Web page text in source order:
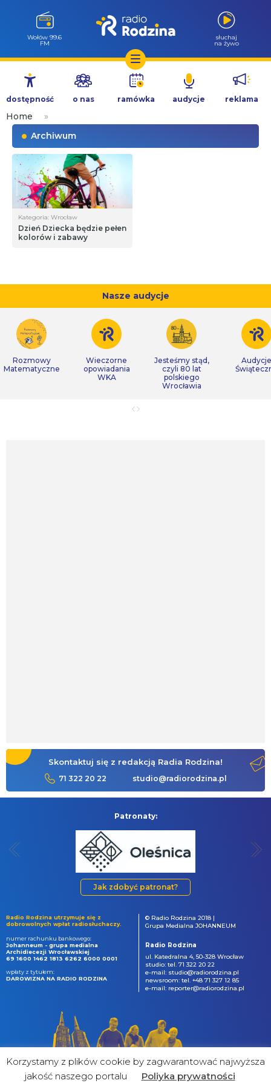
Przejdź
treści
Wołów 99.6
FM
słuchaj
na żywo
dostępność o nas ramówka audycje reklama
Home
»
Archiwum
Kategoria: Wrocław
Dzień Dziecka będzie pełen
kolorów i zabawy
Nasze audycje
Rozmowy
Matematyczne
Wieczorne
opowiadania
WKA
Jesteśmy stąd,
czyli 80 lat
polskiego
Wrocławia
Audycje
Skontaktuj się z redakcją Radia Rodzina!
71 322 20 22 studio@radiorodzina.pl
Patronaty:
Jak zdobyć patronat?
Radio Rodzina utrzymuje się z
dobrowolnych wpłat radiosłuchaczy.
numer rachunku bankowego:
Johanneum - grupa medialna
Archidiecezji Wrocławskiej
69 1600 1462 1813 6262 6000 0001
wpłaty z tytułem:
DAROWIZNA NA RADIO RODZINA
© Radio Rodzina 2018 |
Grupa Medialna JOHANNEUM
Radio Rodzina
ul. Katedralna 4, 50-328 Wrocław
studio: tel. 71 322 20 22
e-mail: studio@radiorodzina.pl
newsroom: tel. +48 71 327 12 85
e-mail: reporter@radiorodzina.pl
Korzystamy z plików cookie by zagwarantować najwyższa
jakość naszego portalu
Poliyka prywatności